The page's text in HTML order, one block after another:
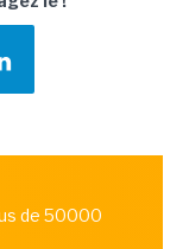
de 50000